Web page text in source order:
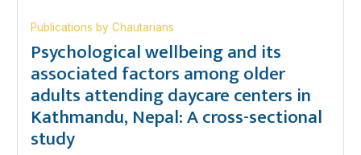
Publications by Chautarians
Psychological wellbeing and its
associated factors among older
adults attending daycare centers in
Kathmandu, Nepal: A cross-sectional
study